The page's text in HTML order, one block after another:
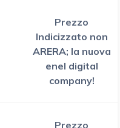
Prezzo
Indicizzato non
ARERA; la nuova
enel digital
company!
Prezzo